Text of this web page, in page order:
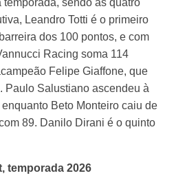
sendo as quatro
Leandro Totti é o primeiro
dos 100 pontos, e com
Racing soma 114
Felipe Giaffone, que
Paulo Salustiano ascendeu à
Beto Monteiro caiu de
89. Danilo Dirani é o quinto
temporada 2026